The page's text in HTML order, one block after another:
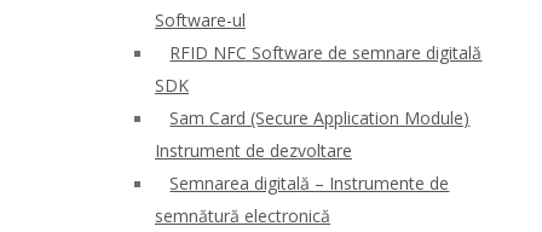
Software-ul
RFID NFC Software de semnare digitală
SDK
Sam Card (Secure Application Module)
Instrument de dezvoltare
Semnarea digitală – Instrumente de
semnătură electronică